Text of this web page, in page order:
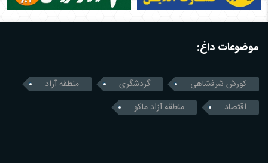
موضوعات داغ:
کورش شرفشاهی گردشگری
منطقه آزاد
اقتصاد
منطقه آزاد ماکو